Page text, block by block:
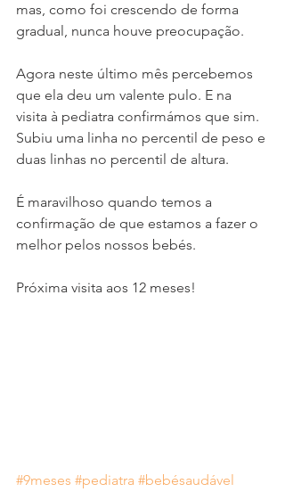
mas, como foi crescendo de forma
gradual, nunca houve preocupação.
Agora neste último mês percebemos
que ela deu um valente pulo. E na
visita à pediatra confirmámos que sim.
Subiu uma linha no percentil de peso e
duas linhas no percentil de altura.
É maravilhoso quando temos a
confirmação de que estamos a fazer o
melhor pelos nossos bebés.
Próxima visita aos 12 meses!
#9meses #pediatra #bebésaudável